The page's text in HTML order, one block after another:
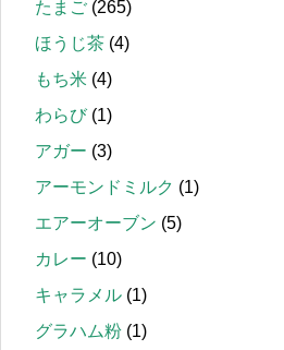
たまご (265)
ほうじ茶 (4)
もち米 (4)
わらび(1)
アガー (3)
アーモンドミルク (1)
エアーオーブン (5)
カレー (10)
キャラメル (1)
グラハム粉 (1)